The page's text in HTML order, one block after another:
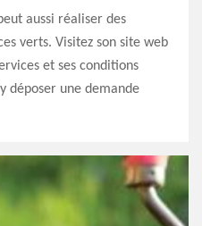
aussi réaliser des
verts. Visitez son site web
et ses conditions
déposer une demande